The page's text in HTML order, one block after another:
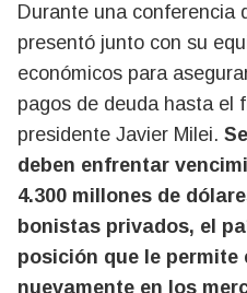
Durante una conferencia
presentó junto con su
económicos para
pagos de deuda hasta el
presidente Javier Milei.
deben enfrentar
4.300 millones de
bonistas privados, el
posición que le permite
nuevamente en los